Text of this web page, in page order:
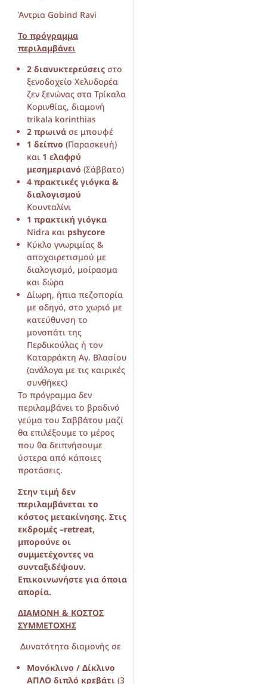
Άντρια Gobind Ravi
Το πρόγραμμα
περιλαμβάνει
2 διανυκτερεύσεις στο
ξενοδοχείο Χελυδορέα
ζεν ξενώνας στα Τρίκαλα
Κορινθίας, διαμονή
trikala korinthias
2 πρωινά σε μπουφέ
1 δείπνο (Παρασκευή)
και 1 ελαφρύ
μεσημεριανό (Σάββατο)
4 πρακτικές γιόγκα &
διαλογισμού
Κουνταλίνι
1 πρακτική γιόγκα
Nidra και pshycore
Κύκλο γνωριμίας &
αποχαιρετισμού με
διαλογισμό, μοίρασμα
και δώρα
Δίωρη, ήπια πεζοπορία
με οδηγό, στο χωριό με
κατεύθυνση τo
μονοπάτι της
Περδικούλας ή τον
Καταρράκτη Αγ. Βλασίου
(ανάλογα με τις καιρικές
συνθήκες)
Το πρόγραμμα δεν
περιλαμβάνει το βραδινό
γεύμα του Σαββάτου μαζί
θα επιλέξουμε το μέρος
που θα δειπνήσουμε
ύστερα από κάποιες
προτάσεις.
Στην τιμή δεν
περιλαμβάνεται το
κόστος μετακίνησης. Στις
εκδρομές –retreat,
μπορούνε οι
συμμετέχοντες να
συνταξιδέψουν.
Επικοινωνήστε για όποια
απορία.
ΔΙΑΜΟΝΗ & ΚΟΣΤΟΣ
ΣΥΜΜΕΤΟΧΗΣ
Δυνατότητα διαμονής σε
Μονόκλινο / Δίκλινο
ΑΠΛΟ διπλό κρεβάτι (3